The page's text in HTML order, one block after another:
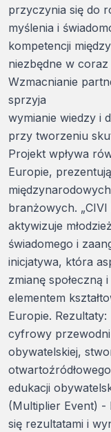
przyczynia się do
myślenia i
kompetencji
niezbędne w
Wzmacnianie
sprzyja
wymianie wiedzy i
przy tworzeniu
Projekt wpływa
Europie,
branżowych.
aktywizuje
świadomego i
inicjatywa, która
zmianę społeczną
elementem
Europie. Rezultaty:
cyfrowy
obywatelskiej,
edukacji
(Multiplier Event) -
się rezultatami i